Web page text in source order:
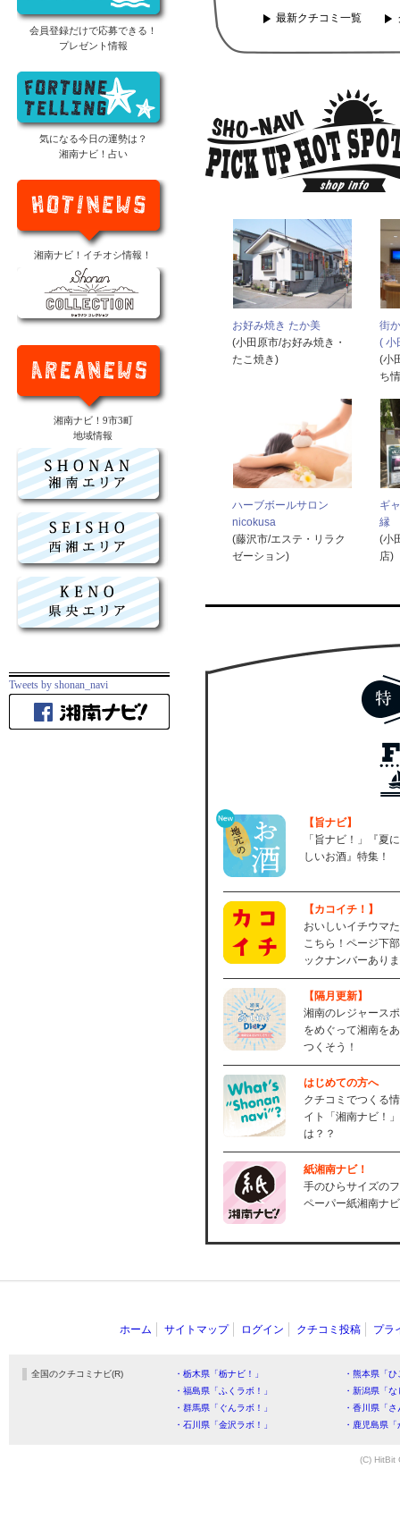
最新クチコミ一覧
お好み焼き たか美
(小田原市/お好み焼き・
たこ焼き)
街
(
(小
ち
ハーブボールサロン
nicokusa
(藤沢市/エステ・リラク
ゼーション)
ギ
縁
(小
店)
【旨ナビ】
「旨ナビ！」『夏
しいお酒』特集！
【カコイチ！】
おいしいイチウマ
こちら！ページ下
ックナンバーあり
【隔月更新】
湘南のレジャース
をめぐって湘南を
つくそう！
はじめての方へ
クチコミでつくる
イト「湘南ナビ！
は？？
紙湘南ナビ！
手のひらサイズの
ペーパー紙湘南ナ
会員登録だけで応募できる！
プレゼント情報
気になる今日の運勢は？
湘南ナビ！占い
湘南ナビ！イチオシ情報！
湘南ナビ！9市3町
地域情報
Tweets by shonan_navi
ホーム サイトマップ ログイン クチコミ投稿 プラ
全国のクチコミナビ(R) ・栃木県「栃ナビ！」
・熊本県「
・福島県「ふくラボ！」
・新潟県「
・群馬県「ぐんラボ！」
・香川県「
・石川県「金沢ラボ！」
・鹿児島県
(C) HitBit